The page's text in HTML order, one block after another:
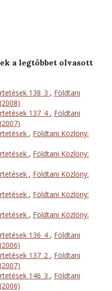
a legtöbbet olvasott
138_3 , Földtani
137_4 , Földtani
, Földtani Közlöny:
, Földtani Közlöny:
, Földtani Közlöny:
, Földtani Közlöny:
, Földtani Közlöny:
136_4 , Földtani
137_2 , Földtani
146_3 , Földtani